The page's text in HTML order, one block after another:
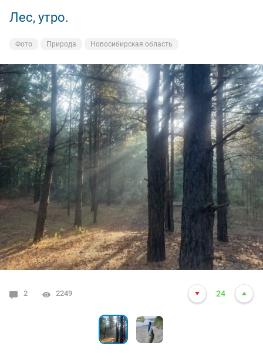
Лес, утро.
Фото Природа Новосибирская область
2 2249 24
Кудряшевская протока.
Фото На рыбалке Новосибирская область
6 2091 24